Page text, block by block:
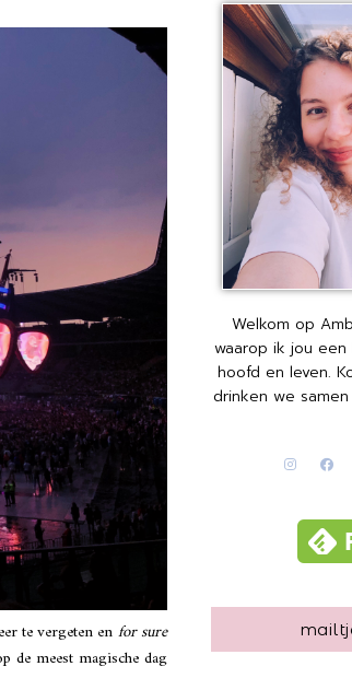
te vergeten enfor sure
de meest magische dag
Welkom op
waarop ik jou een
hoofd en leven.
drinken we